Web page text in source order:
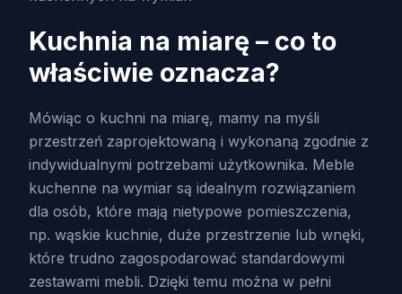
Kuchnia na miarę – co to
właściwie oznacza?
Mówiąc o kuchni na miarę, mamy na myśli
przestrzeń zaprojektowaną i wykonaną zgodnie z
indywidualnymi potrzebami użytkownika. Meble
kuchenne na wymiar są idealnym rozwiązaniem
dla osób, które mają nietypowe pomieszczenia,
np. wąskie kuchnie, duże przestrzenie lub wnęki,
które trudno zagospodarować standardowymi
zestawami mebli. Dzięki temu można w pełni